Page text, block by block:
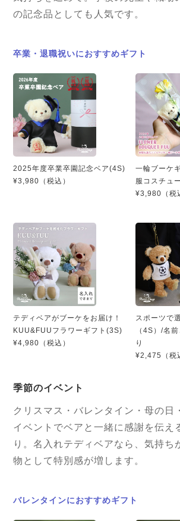
の記念品としても人気です。
卒業・退職祝いにおすすめギフト
2025年度卒業卒園記念ベア(4S)
¥3,980（税込）
一輪ブーケ
服コスチュ
¥3,980（税
テディベアがブーケをお届け！
KUU&FUUフラワーギフト(3S)
¥4,980（税込）
スポーツで
（4S）/名
り
¥2,475（税
季節のイベント
クリスマス・バレンタイン・母の日
イベントでベアと一緒に感謝を伝え
り。名入れテディベアなら、気持ち
物として特別感が増します。
バレンタインにおすすめギフト